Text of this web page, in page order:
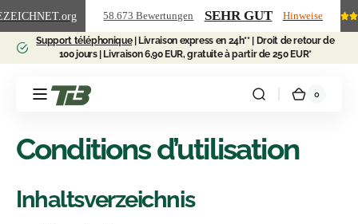
.org 58.673 Bewertungen SEHR GUT Hinweise
passer
au
contenu
Support téléphonique| Livraison express en 24h** | Droit de retour de
100 jours | Livraison 6,90 EUR, gratuite à partir de 250 EUR*
Teichbedarf24 Panier
00 article
Conditions d’utilisation
Inhaltsverzeichnis